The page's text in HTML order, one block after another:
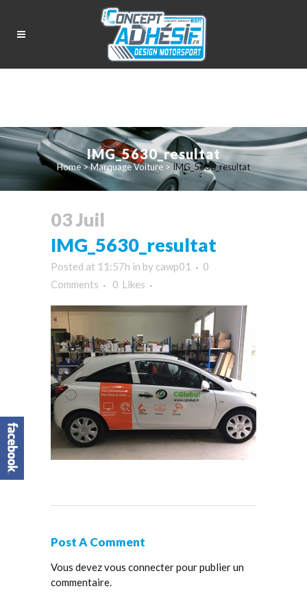
IMG_5630_resultat
Home>Marquage Voiture > IMG_5630_resultat
03 Juil
IMG_5630_resultat
Posted at 11:57h in by cawp01
0
Comments
0 Likes
Post A Comment
Vous devezvous connecterpour publier un
commentaire.